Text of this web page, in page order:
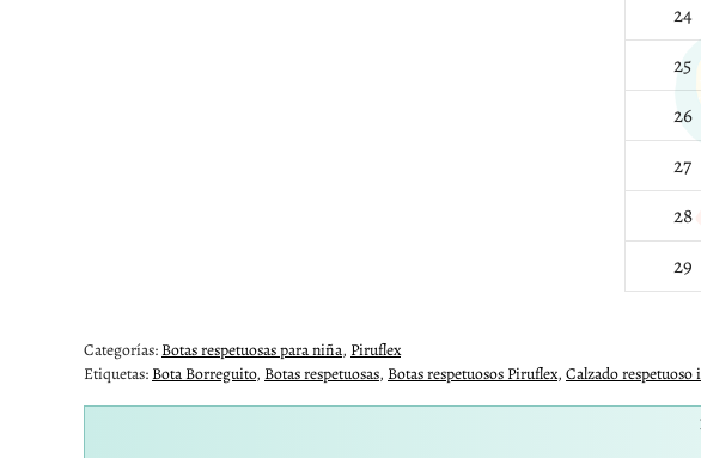
24
25
26
27
28
29
Categorías: Botas respetuosas para niña, Piruflex
Etiquetas: Bota Borreguito, Botas respetuosas, Botas respetuosos Piruflex, Calzado respetuoso